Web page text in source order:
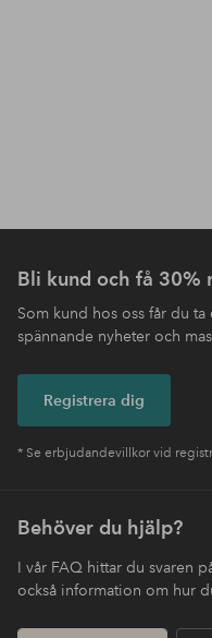
Bli kund och få 30%
Som kund hos oss får du
spännande nyheter och
Registrera dig
* Se erbjudandevillkor vid
Behöver du hjälp?
I vår FAQ hittar du svaren
också information om hur